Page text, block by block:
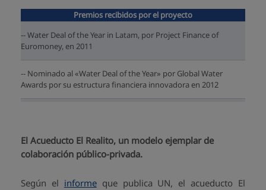
Premios recibidos por el proyecto
-- Water Deal of the Year in Latam, por Project Finance of
Euromoney, en 2011
-- Nominado al «Water Deal of the Year» por Global Water
Awards por su estructura financiera innovadora en 2012
El Acueducto El Realito, un modelo ejemplar de
colaboración público-privada.
Según el informeque publica UN, el acueducto El